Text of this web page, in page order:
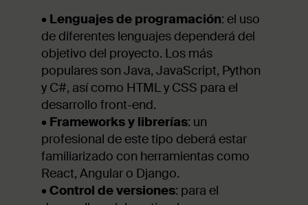
• Lenguajes de programación: el uso
de diferentes lenguajes dependerá del
objetivo del proyecto. Los más
populares son Java, JavaScript, Python
y C#, así como HTML y CSS para el
desarrollo front-end.
• Frameworks y librerías: un
profesional de este tipo deberá estar
familiarizado con herramientas como
React, Angular o Django.
• Control de versiones: para el